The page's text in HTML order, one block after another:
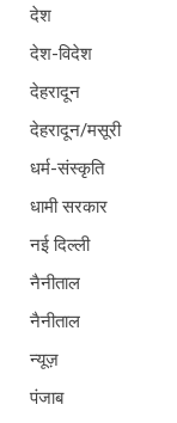
देश
देश-विदेश
देहरादून
देहरादून/मसूरी
धर्म-संस्कृति
धामी सरकार
नई दिल्ली
नैनीताल
नैनीताल
न्यूज़
पंजाब